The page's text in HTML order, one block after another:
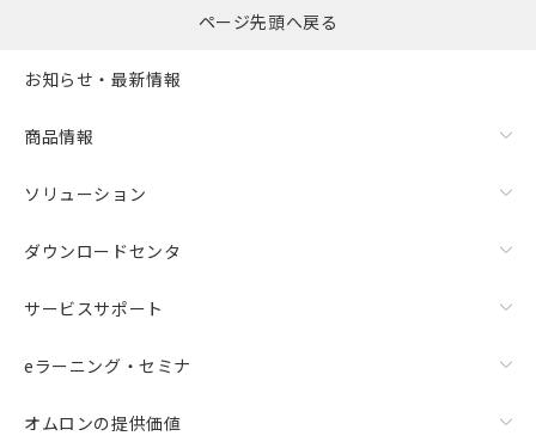
ページ先頭へ戻る
お知らせ・最新情報
商品情報
ソリューション
ダウンロードセンタ
サービスサポート
eラーニング・セミナ
オムロンの提供価値